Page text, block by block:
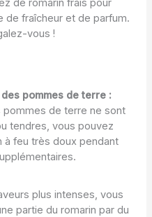
de romarin frais pour
de fraîcheur et de parfum.
vous !
pommes de terre :
pommes de terre ne sont
tendres, vous pouvez
à feu très doux pendant
plus intenses, vous
partie du romarin par du